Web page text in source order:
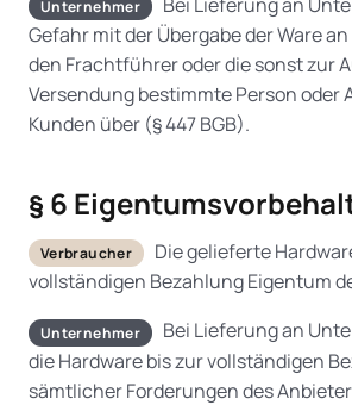
Unternehmer
Gefahr mit der Übergabe der Ware
den Frachtführer oder die sonst zur
Versendung bestimmte Person oder
Kunden über (§ 447 BGB).
§ 6
Verbraucher
Die gelieferte
vollständigen Bezahlung Eigentum
Unternehmer
Bei Lieferung an
die Hardware bis zur vollständigen
sämtlicher Forderungen des